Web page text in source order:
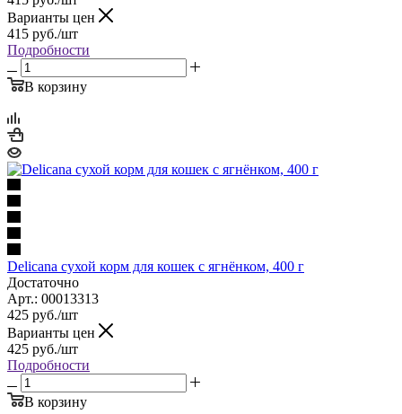
Варианты цен
415 руб./шт
Подробности
В корзину
Delicana сухой корм для кошек с ягнёнком, 400 г
Достаточно
Арт.: 00013313
425 руб./шт
Варианты цен
425 руб./шт
Подробности
В корзину